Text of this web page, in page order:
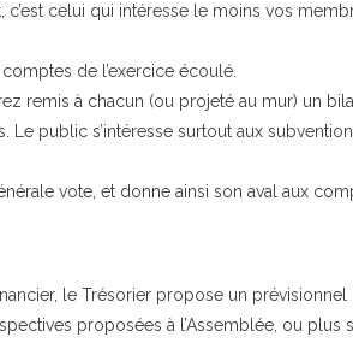
celui qui intéresse le moins vos
de l’exercice écoulé.
remis à chacun (ou projeté au mur) un
public s’intéresse surtout aux
vote, et donne ainsi son aval aux
le Trésorier propose un prévisionnel
proposées à l’Assemblée, ou plus